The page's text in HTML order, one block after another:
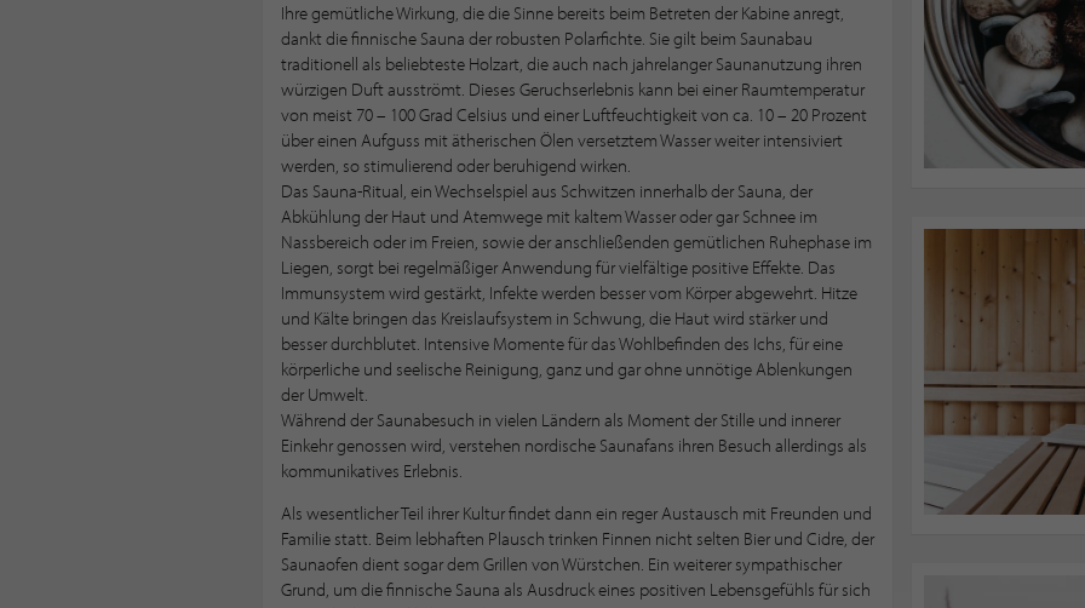
Ihre gemütliche Wirkung, die die Sinne bereits beim Betreten der Kabine anregt,
dankt die finnische Sauna der robusten Polarfichte. Sie gilt beim Saunabau
traditionell als beliebteste Holzart, die auch nach jahrelanger Saunanutzung ihren
würzigen Duft ausströmt. Dieses Geruchserlebnis kann bei einer Raumtemperatur
von meist 70 – 100 Grad Celsius und einer Luftfeuchtigkeit von ca. 10 – 20 Prozent
über einen Aufguss mit ätherischen Ölen versetztem Wasser weiter intensiviert
werden, so stimulierend oder beruhigend wirken.
Das Sauna-Ritual, ein Wechselspiel aus Schwitzen innerhalb der Sauna, der
Abkühlung der Haut und Atemwege mit kaltem Wasser oder gar Schnee im
Nassbereich oder im Freien, sowie der anschließenden gemütlichen Ruhephase im
Liegen, sorgt bei regelmäßiger Anwendung für vielfältige positive Effekte. Das
Immunsystem wird gestärkt, Infekte werden besser vom Körper abgewehrt. Hitze
und Kälte bringen das Kreislaufsystem in Schwung, die Haut wird stärker und
besser durchblutet. Intensive Momente für das Wohlbefinden des Ichs, für eine
körperliche und seelische Reinigung, ganz und gar ohne unnötige Ablenkungen
der Umwelt.
Während der Saunabesuch in vielen Ländern als Moment der Stille und innerer
Einkehr genossen wird, verstehen nordische Saunafans ihren Besuch allerdings als
kommunikatives Erlebnis.
Als wesentlicher Teil ihrer Kultur findet dann ein reger Austausch mit Freunden und
Familie statt. Beim lebhaften Plausch trinken Finnen nicht selten Bier und Cidre, der
Saunaofen dient sogar dem Grillen von Würstchen. Ein weiterer sympathischer
Grund, um die finnische Sauna als Ausdruck eines positiven Lebensgefühls für sich